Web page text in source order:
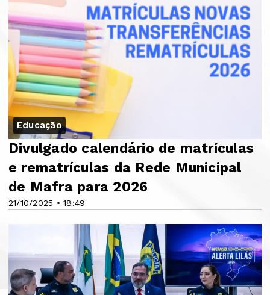
Educação
21/10/2025 • 18:49
Divulgado calendário de matrículas
e rematrículas da Rede Municipal
de Mafra para 2026